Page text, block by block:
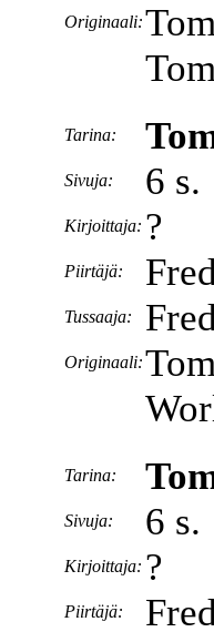
Originaali:
Tarina:
Sivuja: 6 s.
Kirjoittaja: ?
Piirtäjä:
Tussaaja:
Originaali:
Tarina:
Sivuja: 6 s.
Kirjoittaja: ?
Piirtäjä: